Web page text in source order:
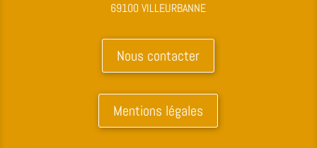
69100 VILLEURBANNE
Nous contacter
Mentions légales